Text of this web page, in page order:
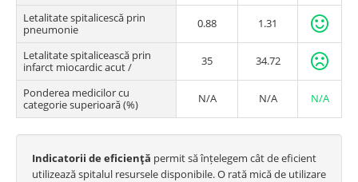
Letalitate spitalicescă prin
pneumonie
0.88 1.31
Letalitate spitalicească prin
infarct miocardic acut /
35 34.72
Ponderea medicilor cu
categorie superioară (%)
N/A N/A N/A
Indicatorii de eficienţă permit să înțelegem cât de eficient
utilizează spitalul resursele disponibile. O rată mică de utilizare